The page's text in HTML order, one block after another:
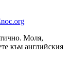
Моля,
към английския